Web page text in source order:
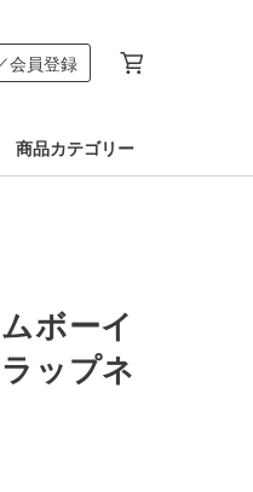
会員登録
商品カテゴリー
ボーイ
ップネ